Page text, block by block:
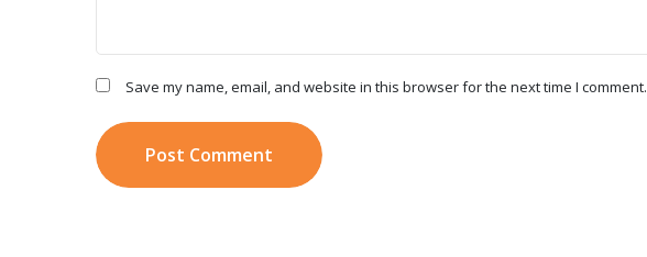
Save my name, email, and website in this browser for the next time I comment.
Post Comment